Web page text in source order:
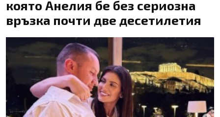
която Анелия бе без сериозна
връзка почти две десетилетия